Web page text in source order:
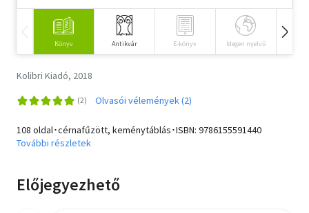
Vallás
Könyv Antikvár E-könyv Idegen nyelvű
Kolibri Kiadó, 2018
Olvasói vélemények (2)
108 oldal･cérnafűzött, keménytáblás･ISBN: 9786155591440
További részletek
Előjegyezhető